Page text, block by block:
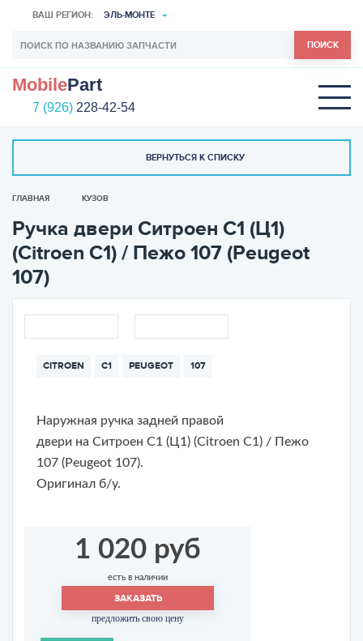
ВАШ РЕГИОН: ЭЛЬ-МОНТЕ
ПОИСК
MobilePart
7 (926) 228-42-54
ВЕРНУТЬСЯ К СПИСКУ
ГЛАВНАЯ КУЗОВ
Ручка двери Ситроен С1 (Ц1)
(Citroen C1) / Пежо 107 (Peugeot
107)
CITROEN C1 PEUGEOT 107
Наружная ручка задней правой
двери на Ситроен С1 (Ц1) (Citroen C1) / Пежо
107 (Peugeot 107).
Оригинал б/у.
1 020 руб
есть в наличии
ЗАКАЗАТЬ
предложить свою цену